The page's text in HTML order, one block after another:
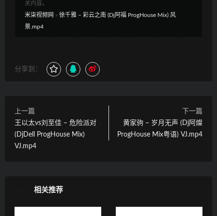
关内容。
米柒视频网 » 徐千雅 – 彩云之南 (Dj阿福 ProgHouse Mix) 风
景.mp4
分享到：
上一篇
王以太vs刘至佳 – 危险派对
(DjDell ProgHouse Mix)
VJ.mp4
下一篇
黄家驹 – 岁月无声 (Dj阿燦
ProgHouse Mix粤语) VJ.mp4
相关推荐